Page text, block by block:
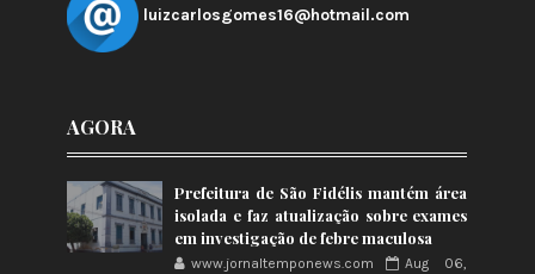
luizcarlosgomes16@hotmail.com
AGORA
Prefeitura de São Fidélis mantém área
isolada e faz atualização sobre exames
em investigação de febre maculosa
www.jornaltemponews.com
Aug 06,